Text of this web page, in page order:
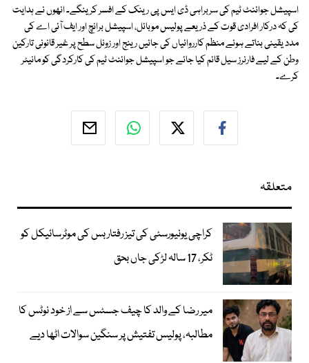
اسپیشل جوائنٹ ٹیم کی سربراہی ڈی ایس پی رینک کے افسر کرینگے۔ انھوں نے ہدایت
کی کہ درکار افرادی قوت کے ذریعے پولیس موبائل، اسپیشل برانچ اور ایف آئی اے کی
مدد یقینی بناتے ہوئے منظم کارروائیاں کی جائیں رینج اور زونل سطح پر غیر قانونی تارکین
وطن کے لیے فارنرز سیل قائم کیا جائے جو اسپیشل جوائنٹ ٹیم کی کارکردگی کو مانیٹر
کرے۔
متعلقہ
کراچی یونیورسٹی کی تیز رفتار بس کی موٹرسائیکل کو
ٹکر، 17 سالہ لڑکی جاں بحق
میر رضا کے والد کا چیف جسٹس سے از خود نوٹس کا
مطالبہ، پولیس تفتیش پر سنگین سوالات اٹھا دیے